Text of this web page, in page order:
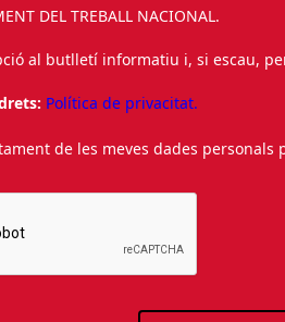
DEL TREBALL NACIONAL.
al butlletí informatiu i, si escau,
Política de privacitat.
de les meves dades